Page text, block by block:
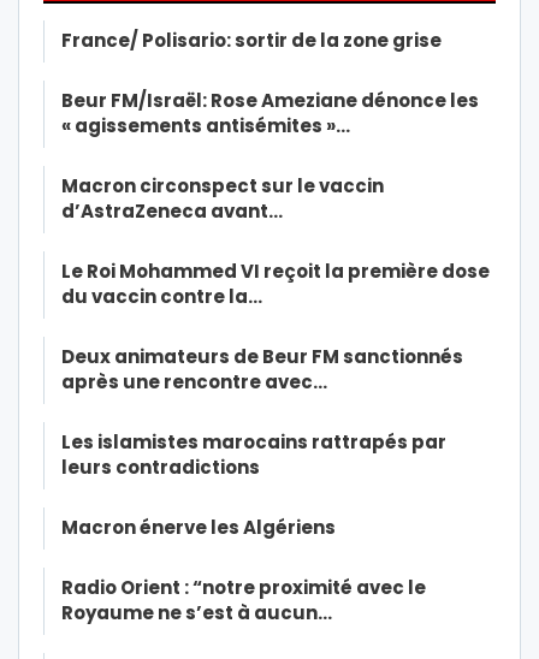
France/ Polisario: sortir de la zone grise
Beur FM/Israël: Rose Ameziane dénonce les
« agissements antisémites »…
Macron circonspect sur le vaccin
d’AstraZeneca avant…
Le Roi Mohammed VI reçoit la première dose
du vaccin contre la…
Deux animateurs de Beur FM sanctionnés
après une rencontre avec…
Les islamistes marocains rattrapés par
leurs contradictions
Macron énerve les Algériens
Radio Orient : “notre proximité avec le
Royaume ne s’est à aucun…